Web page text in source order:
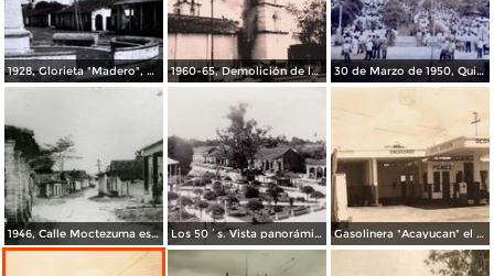
1928, Glorieta "Madero", ubicada en la calle Hidalgo esq. Enríquez. 1960-65, Demolición de la antigua parroquia "San Martín Obispo". 30 de Marzo de 1950, Quisco del Parque "Juárez".
1946, Calle Moctezuma esq. Vicente Guerrero. Los 50´s. Vista panorámica del Parque "Juárez", quiosco y la calle Guadalupe Victoria. Gasolinera "Acayucan" el administrador era el Sr. Artemio Antonio Ortíz (en la foto).